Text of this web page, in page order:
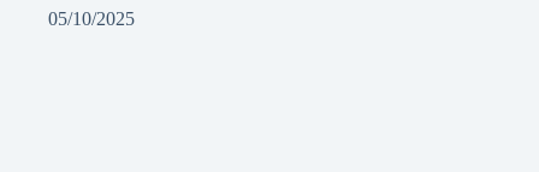
05/10/2025